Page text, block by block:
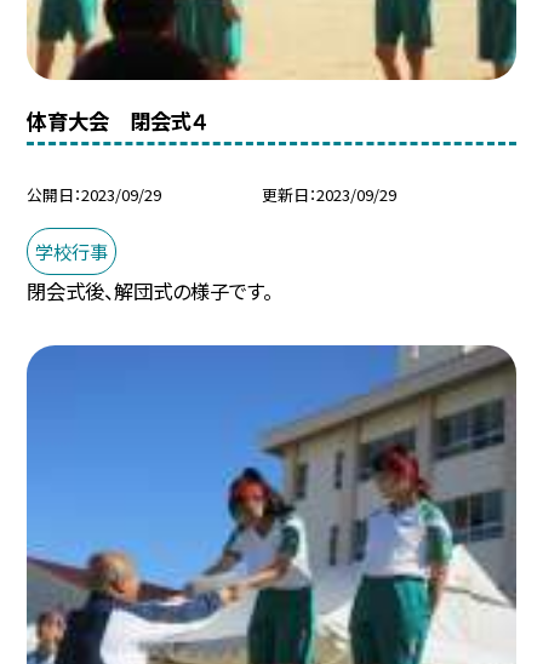
体育大会 閉会式４
公開日 2023/09/29 更新日 2023/09/29
学校行事
閉会式後、解団式の様子です。